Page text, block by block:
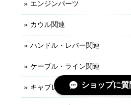
エンジンパーツ
カウル関連
ハンドル・レバー関連
ケーブル・ライン関連
キャブレター関連ショップに質